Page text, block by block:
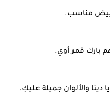
أبيض مناسب.
بارك قمر أوي.
والألوان جميلة عليكِ.